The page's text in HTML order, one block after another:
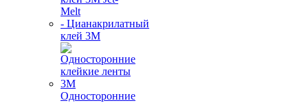
Melt
- Цианакрилатный
клей 3М
Односторонние